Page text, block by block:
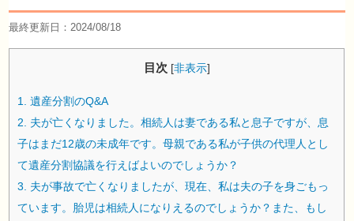
最終更新日：2024/08/18
目次 [非表示]
1.
遺産分割のQ&A
2.
夫が亡くなりました。相続人は妻である私と息子ですが、息
子はまだ12歳の未成年です。母親である私が子供の代理人とし
て遺産分割協議を行えばよいのでしょうか？
3.
夫が事故で亡くなりましたが、現在、私は夫の子を身ごもっ
ています。胎児は相続人になりえるのでしょうか？また、もし